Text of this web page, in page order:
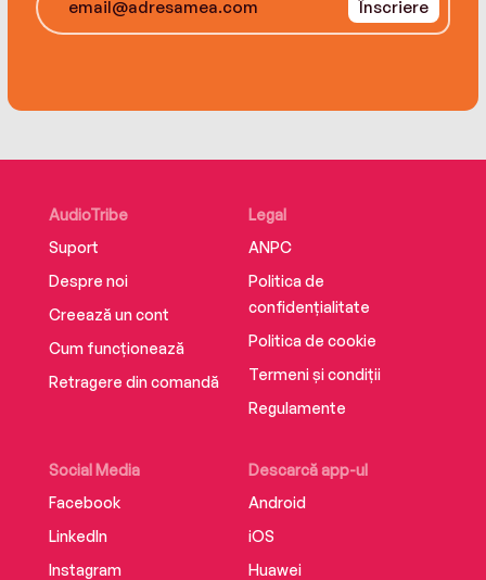
Înscriere
AudioTribe
Suport
Despre noi
Creează un cont
Cum funcționează
Retragere din comandă
Social Media
Facebook
LinkedIn
Instagram
Descarcă app-ul
Android
iOS
Huawei
Legal
ANPC
Politica de
confidențialitate
Politica de cookie
Termeni și condiții
Regulamente